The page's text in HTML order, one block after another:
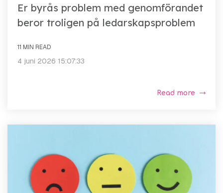
Er byrås problem med genomförandet
beror troligen på ledarskapsproblem
11 MIN READ
4 juni 2026 15:07:33
Read more